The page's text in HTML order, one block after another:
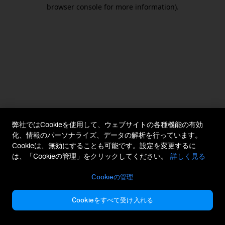
browser console for more information).
弊社ではCookieを使用して、ウェブサイトの各種機能の有効
化、情報のパーソナライズ、データの解析を行っています。
Cookieは、無効にすることも可能です。設定を変更するに
は、「Cookieの管理」をクリックしてください。
詳しく見る
Cookieの管理
Cookieをすべて受け入れる